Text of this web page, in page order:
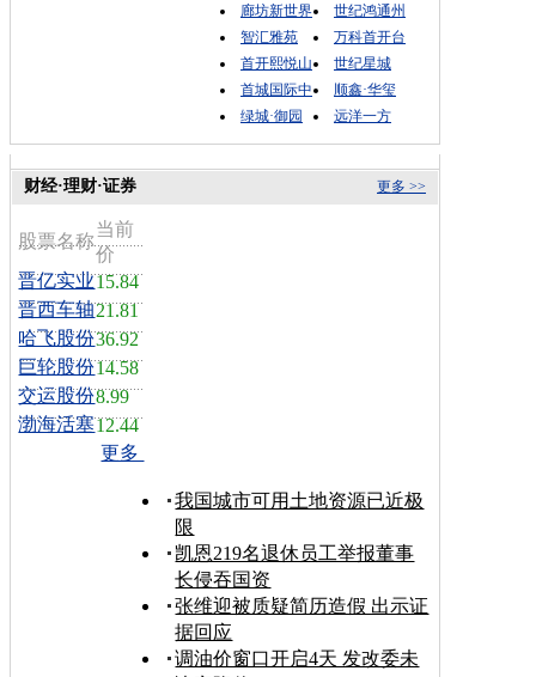
廊坊新世界
世纪鸿通州
智汇雅苑
万科首开台
首开熙悦山
世纪星城
首城国际中
顺鑫·华玺
绿城·御园
远洋一方
更多 >>
财经·理财·证券
股票名称
当前
价
晋亿实业15.84
晋西车轴21.81
哈飞股份36.92
巨轮股份14.58
交运股份8.99
渤海活塞12.44
更多
我国城市可用土地资源已近极
限
凯恩219名退休员工举报董事
长侵吞国资
张维迎被质疑简历造假 出示证
据回应
调油价窗口开启4天 发改委未